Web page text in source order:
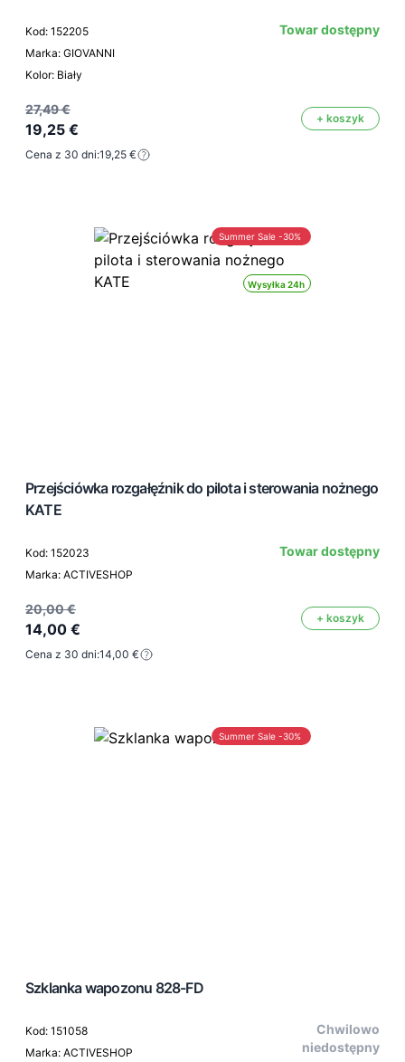
Kod: 152205
Marka: GIOVANNI
Kolor: Biały
Towar dostępny
27,49 €
19,25 €
+ koszyk
Cena z 30 dni:19,25 €
Wysyłka 24h
Summer Sale -30%
Przejściówka rozgałęźnik do pilota i sterowania nożnego
KATE
Kod: 152023
Marka: ACTIVESHOP
Towar dostępny
20,00 €
14,00 €
+ koszyk
Cena z 30 dni:14,00 €
Summer Sale -30%
Szklanka wapozonu 828-FD
Kod: 151058
Marka: ACTIVESHOP
Chwilowo
niedostępny